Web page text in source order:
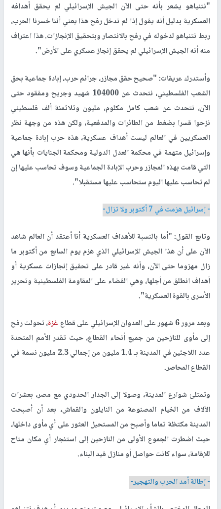
"نتنياهو يشعر بأنه حتى الآن الجيش الإسرائيلي لم يحقق أهدافه
العسكرية بدليل أنه يقول إذا لم ندخل رفح هذا يعني أننا خسرنا الحرب،
ربط نتنياهو لدخوله في رفح بالانتصار وبتحقيق الإنجازات. هذا اعتراف
منه أنه الجيش الإسرائيلي لم يحقق إنجاز عسكري على الأرض".
وأستدرك عريقات: "صحيح حقق مجازر، جرائم حرب، إبادة جماعية بحق
الشعب الفلسطيني، نتحدث عن 104000 شهيد وجريح ومفقود حتى
الآن، نتحدث عن شعب كامل مكلوم، مليون وثلاثمئة ألف فلسطيني
نزحوا قسرا بضغط من الطائرات والمدفعية، ولكن هذه من وجهة نظر
العسكريين في العالم ليست أهداف عسكرية، هذه حرب إبادة جماعية
وإسرائيل متهمة في محكمة العدل الدولية ومحكمة الجنايات بأنها هي
التي قامت بهذه المجازر وحرب الإبادة الجماعية وسوف تحاسب عليها إن
لم تحاسب عليها اليوم ستحاسب عليها مستقبلا".
- إسرائيل هزمت في 7 أكتوبر ولا تزال-
وتابع القول: "أما بالنسبة للأهداف العسكرية أنا أعتقد أن العالم شاهد
الآن على أن هذا الجيش الإسرائيلي الذي هزم يوم السابع من أكتوبر ما
زال مهزوما حتى الآن، وأنه غير قادر على تحقيق إنجازات عسكرية أو
أهداف انطلق من أجلها، وهي القضاء على المقاومة الفلسطينية وتحرير
الأسرى بالقوة العسكرية".
وبعد مرور 6 شهور على العدوان الإسرائيلي على قطاع غزة، تحولت رفح
إلى مأوى للنازحين من جميع أنحاء القطاع، حيث تقدر الأمم المتحدة
عدد اللاجئين في المدينة بـ 1.4 مليون من إجمالي 2.3 مليون نسمة في
القطاع المحاصر.
وتمتلئ شوارع المدينة، وصولا إلى الجدار الحدودي مع مصر، بعشرات
الآلاف من الخيام المصنوعة من النايلون والقماش، بعد أن أصبحت
المدينة مكتظة تماما وأصبح من المستحيل العثور على أي مأوى داخلها،
حيث اضطرت الجموع الأولى من النازحين إلى استئجار أي مكان متاح
للإقامة، سواء كانت حواصل أو منازل قيد البناء.
- إطالة أمد الحرب والتهجير-